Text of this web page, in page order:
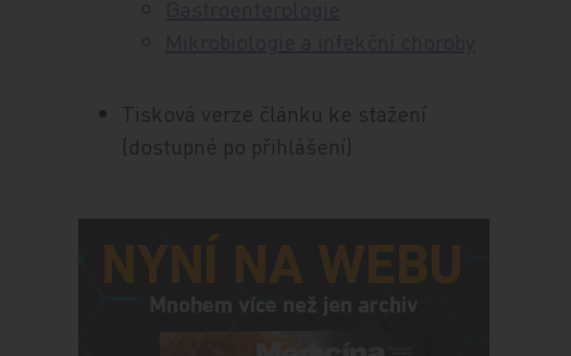
Tisková verze článku ke stažení
(dostupné po přihlášení)